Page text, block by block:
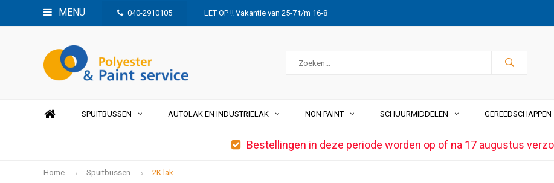
MENU 040-2910105 LET OP !! Vakantie van 25-7 t/m 16-8
SPUITBUSSEN AUTOLAK EN INDUSTRIELAK NON PAINT SCHUURMIDDELEN GEREEDSCHAPPEN
Bestellingen in deze periode worden op of na 17 augustus
Home Spuitbussen 2K lak